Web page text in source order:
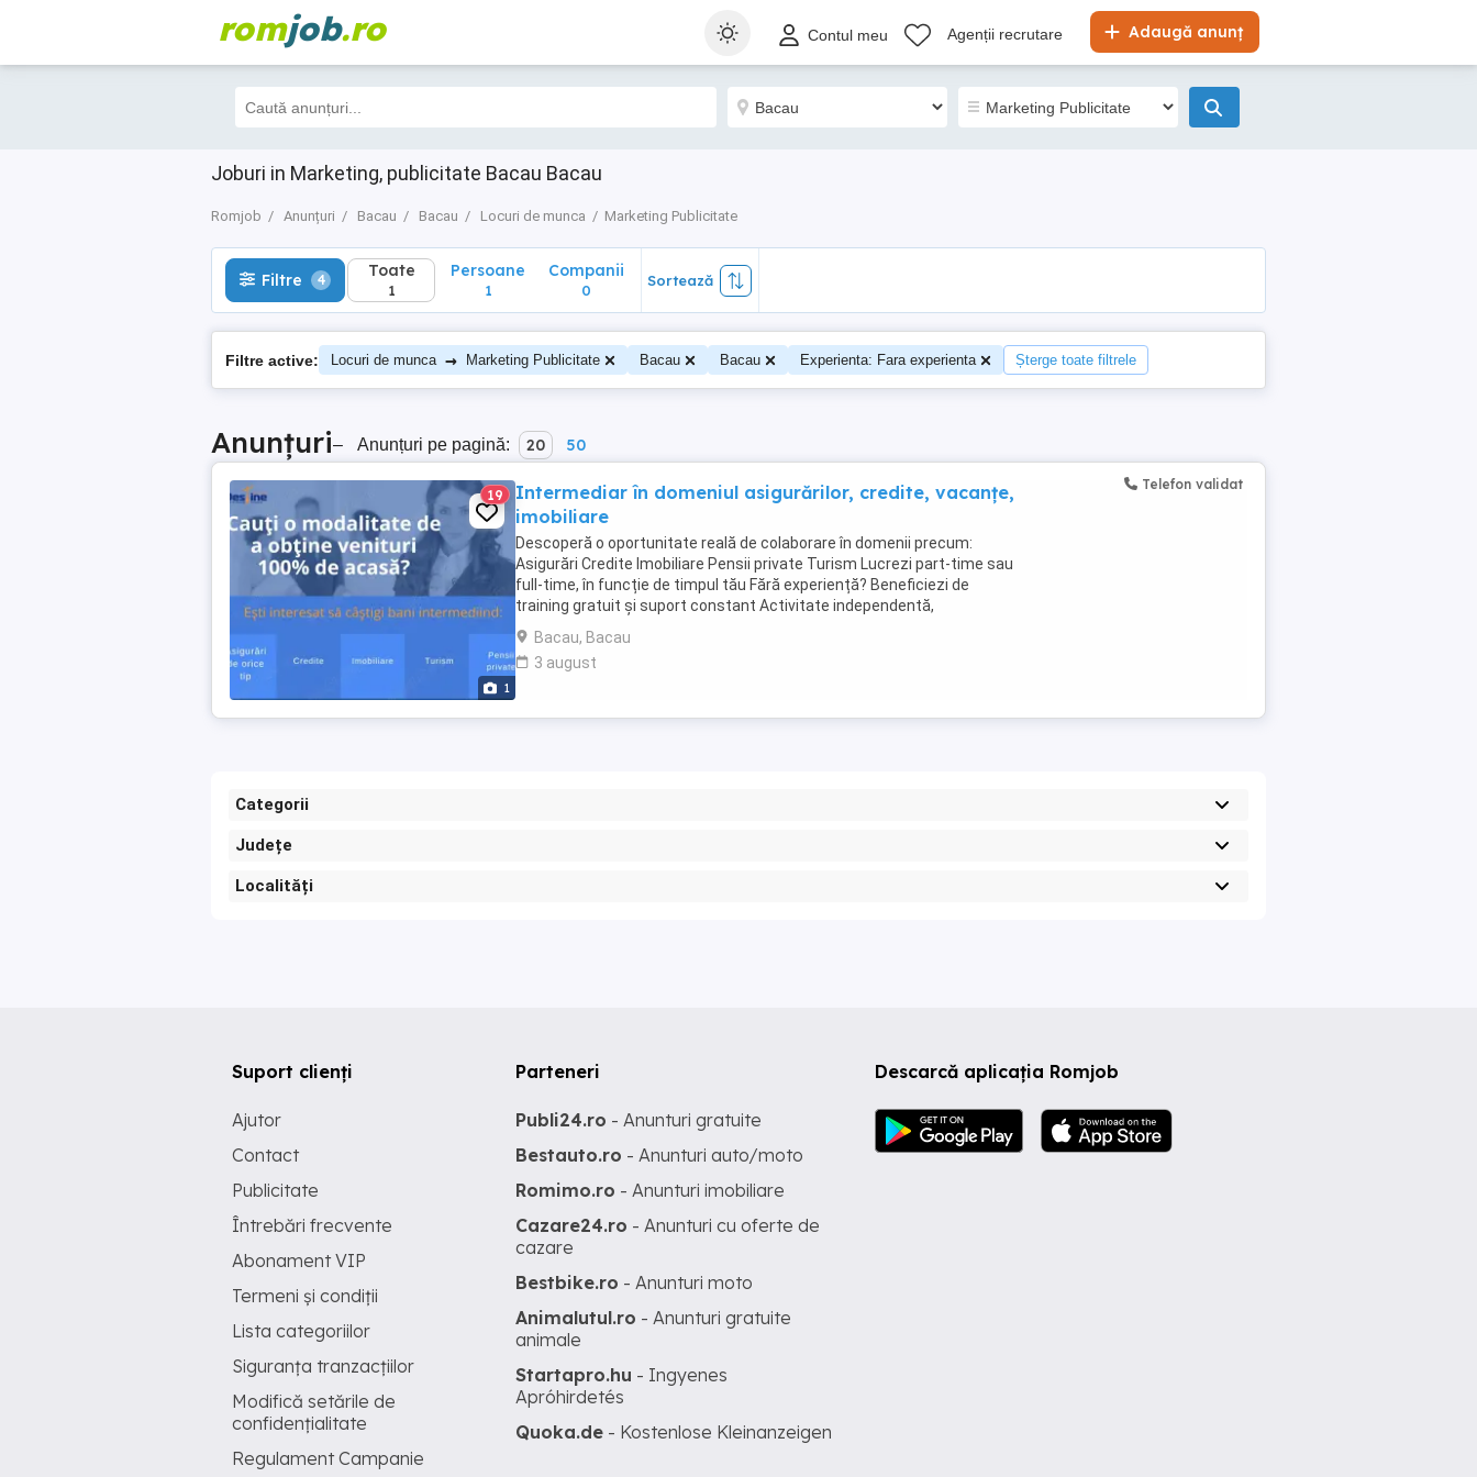
romjob.ro Adaugă anunț
Contul meu Agenții recrutare
Joburi in Marketing, publicitate Bacau Bacau
Romjob Anunțuri Bacau Bacau Locuri de munca Marketing Publicitate
Filtre 4 Toate
1
Filtre 4 Toate
1
Persoane
1
Companii
0
Sortează
Filtre active: Locuri de munca → Marketing Publicitate Bacau Bacau Experienta: Fara experienta Șterge toate filtrele
Anunțuri– Anunțuri pe pagină: 20 50
1
19
Intermediar în domeniul asigurărilor, credite, vacanțe,
imobiliare
Descoperă o oportunitate reală de colaborare în domenii precum:
Asigurări Credite Imobiliare Pensii private Turism Lucrezi part-time sau
full-time, în funcție de timpul tău Fără experiență? Beneficiezi de
training gratuit și suport constant Activitate independentă,
comisioane motivante, ...
Bacau, Bacau
3 august
Telefon validat
Categorii
Județe
Localități
Descarcă aplicația Romjob
Suport clienți
Ajutor
Contact
Publicitate
Întrebări frecvente
Abonament VIP
Termeni și condiții
Lista categoriilor
Siguranța tranzacțiilor
Modifică setările de
confidențialitate
Regulament Campanie
Parteneri
Publi24.ro - Anunturi gratuite
Bestauto.ro - Anunturi auto/moto
Romimo.ro - Anunturi imobiliare
Cazare24.ro - Anunturi cu oferte de
cazare
Bestbike.ro - Anunturi moto
Animalutul.ro - Anunturi gratuite
animale
Startapro.hu - Ingyenes
Apróhirdetés
Quoka.de - Kostenlose Kleinanzeigen